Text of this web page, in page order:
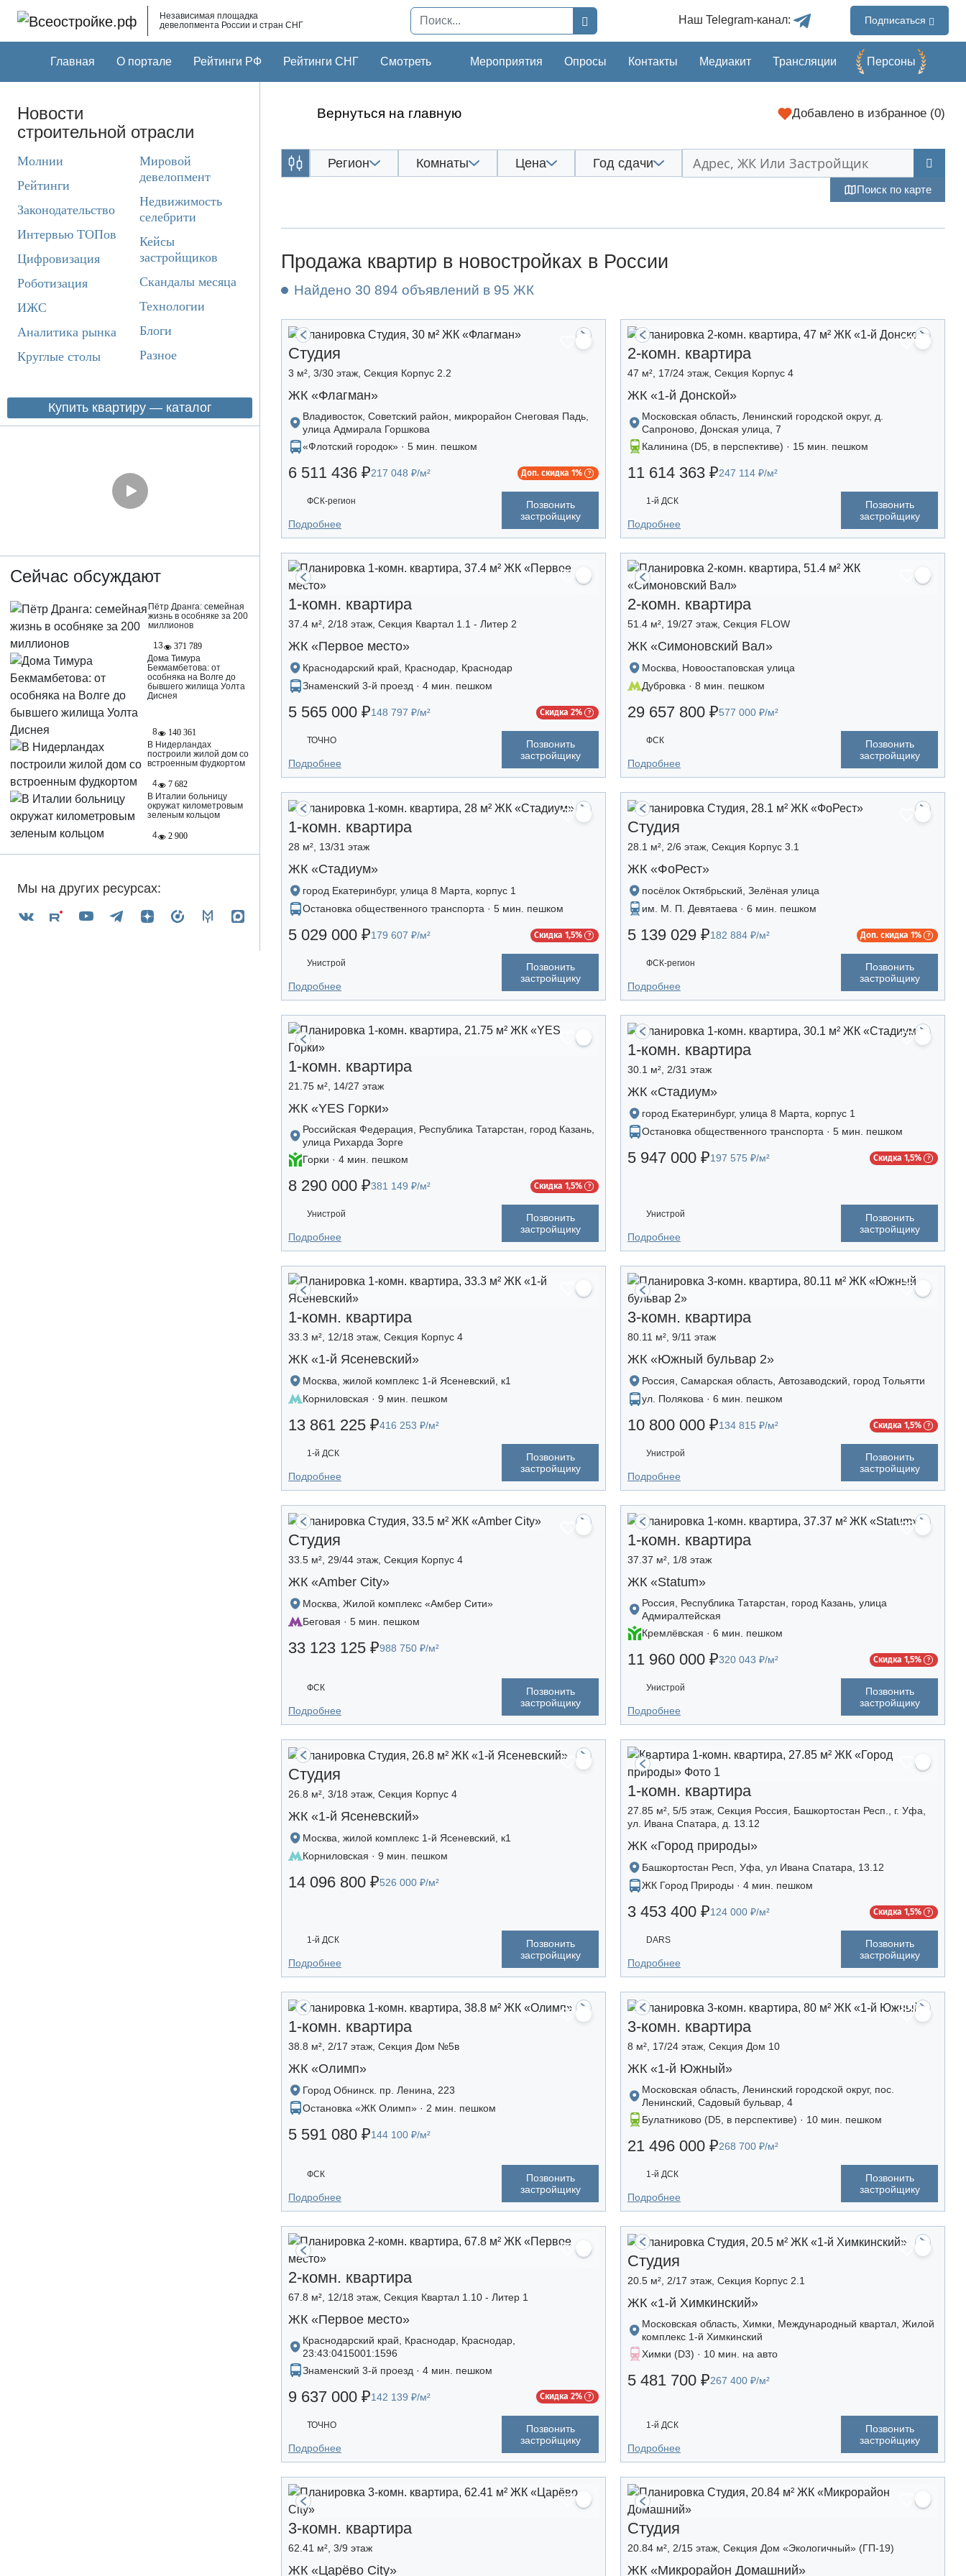
Независимая площадка
девелопмента России и стран СНГ
Наш Telegram-канал: Подписаться
Главная О портале Рейтинги РФ Рейтинги СНГ Смотреть Мероприятия Опросы Контакты Медиакит Трансляции Перcоны
Новости
строительной отрасли
Молнии
Рейтинги
Законодательство
Интервью ТОПов
Цифровизация
Роботизация
ИЖС
Аналитика рынка
Круглые столы
Мировой
девелопмент
Недвижимость
селебрити
Кейсы
застройщиков
Скандалы месяца
Технологии
Блоги
Разное
Купить квартиру — каталог
Сейчас обсуждают
Пётр Дранга: семейная
жизнь в особняке за 200
миллионов
13
371 789
Дома Тимура
Бекмамбетова: от
особняка на Волге до
бывшего жилища Уолта
Диснея
8
140 361
В Нидерландах
построили жилой дом со
встроенным фудкортом
4
7 682
В Италии больницу
окружат километровым
зеленым кольцом
4
2 900
Мы на других ресурсах:
Вернуться на главную Добавлено в избранное (0)
Регион Комнаты Цена Год сдачи
Поиск по карте
Продажа квартир в новостройках в России
Найдено 30 894 объявлений в 95 ЖК
Студия
3 м², 3/30 этаж, Секция Корпус 2.2
ЖК «Флагман»
Владивосток, Советский район, микрорайон Снеговая Падь,
улица Адмирала Горшкова
«Флотский городок» · 5 мин. пешком
6 511 436 ₽217 048 ₽/м² Доп. скидка 1%
ФСК-регион
Позвонить
застройщику
Подробнее
2-комн. квартира
47 м², 17/24 этаж, Секция Корпус 4
ЖК «1-й Донской»
Московская область, Ленинский городской округ, д.
Сапроново, Донская улица, 7
Калинина (D5, в перспективе) · 15 мин. пешком
11 614 363 ₽247 114 ₽/м²
1-й ДСК
Позвонить
застройщику
Подробнее
1-комн. квартира
37.4 м², 2/18 этаж, Секция Квартал 1.1 - Литер 2
ЖК «Первое место»
Краснодарский край, Краснодар, Краснодар
Знаменский 3-й проезд · 4 мин. пешком
5 565 000 ₽148 797 ₽/м² Скидка 2%
ТОЧНО
Позвонить
застройщику
Подробнее
2-комн. квартира
51.4 м², 19/27 этаж, Секция FLOW
ЖК «Симоновский Вал»
Москва, Новоостаповская улица
Дубровка · 8 мин. пешком
29 657 800 ₽577 000 ₽/м²
ФСК
Позвонить
застройщику
Подробнее
1-комн. квартира
28 м², 13/31 этаж
ЖК «Стадиум»
город Екатеринбург, улица 8 Марта, корпус 1
Остановка общественного транспорта · 5 мин. пешком
5 029 000 ₽179 607 ₽/м² Скидка 1,5%
Унистрой
Позвонить
застройщику
Подробнее
Студия
28.1 м², 2/6 этаж, Секция Корпус 3.1
ЖК «ФоРест»
посёлок Октябрьский, Зелёная улица
им. М. П. Девятаева · 6 мин. пешком
5 139 029 ₽182 884 ₽/м² Доп. скидка 1%
ФСК-регион
Позвонить
застройщику
Подробнее
1-комн. квартира
21.75 м², 14/27 этаж
ЖК «YES Горки»
Российская Федерация, Республика Татарстан, город Казань,
улица Рихарда Зорге
Горки · 4 мин. пешком
8 290 000 ₽381 149 ₽/м² Скидка 1,5%
Унистрой
Позвонить
застройщику
Подробнее
1-комн. квартира
30.1 м², 2/31 этаж
ЖК «Стадиум»
город Екатеринбург, улица 8 Марта, корпус 1
Остановка общественного транспорта · 5 мин. пешком
5 947 000 ₽197 575 ₽/м² Скидка 1,5%
Унистрой
Позвонить
застройщику
Подробнее
1-комн. квартира
33.3 м², 12/18 этаж, Секция Корпус 4
ЖК «1-й Ясеневский»
Москва, жилой комплекс 1-й Ясеневский, к1
Корниловская · 9 мин. пешком
13 861 225 ₽416 253 ₽/м²
1-й ДСК
Позвонить
застройщику
Подробнее
3-комн. квартира
80.11 м², 9/11 этаж
ЖК «Южный бульвар 2»
Россия, Самарская область, Автозаводский, город Тольятти
ул. Полякова · 6 мин. пешком
10 800 000 ₽134 815 ₽/м² Скидка 1,5%
Унистрой
Позвонить
застройщику
Подробнее
Студия
33.5 м², 29/44 этаж, Секция Корпус 4
ЖК «Amber Сity»
Москва, Жилой комплекс «Амбер Сити»
Беговая · 5 мин. пешком
33 123 125 ₽988 750 ₽/м²
ФСК
Позвонить
застройщику
Подробнее
1-комн. квартира
37.37 м², 1/8 этаж
ЖК «Statum»
Россия, Республика Татарстан, город Казань, улица
Адмиралтейская
Кремлёвская · 6 мин. пешком
11 960 000 ₽320 043 ₽/м² Скидка 1,5%
Унистрой
Позвонить
застройщику
Подробнее
Студия
26.8 м², 3/18 этаж, Секция Корпус 4
ЖК «1-й Ясеневский»
Москва, жилой комплекс 1-й Ясеневский, к1
Корниловская · 9 мин. пешком
14 096 800 ₽526 000 ₽/м²
1-й ДСК
Позвонить
застройщику
Подробнее
1-комн. квартира
27.85 м², 5/5 этаж, Секция Россия, Башкортостан Респ., г. Уфа,
ул. Ивана Спатара, д. 13.12
ЖК «Город природы»
Башкортостан Респ, Уфа, ул Ивана Спатара, 13.12
ЖК Город Природы · 4 мин. пешком
3 453 400 ₽124 000 ₽/м² Скидка 1,5%
DARS
Позвонить
застройщику
Подробнее
1-комн. квартира
38.8 м², 2/17 этаж, Секция Дом №5в
ЖК «Олимп»
Город Обнинск. пр. Ленина, 223
Остановка «ЖК Олимп» · 2 мин. пешком
5 591 080 ₽144 100 ₽/м²
ФСК
Позвонить
застройщику
Подробнее
3-комн. квартира
8 м², 17/24 этаж, Секция Дом 10
ЖК «1-й Южный»
Московская область, Ленинский городской округ, пос.
Ленинский, Садовый бульвар, 4
Булатниково (D5, в перспективе) · 10 мин. пешком
21 496 000 ₽268 700 ₽/м²
1-й ДСК
Позвонить
застройщику
Подробнее
2-комн. квартира
67.8 м², 12/18 этаж, Секция Квартал 1.10 - Литер 1
ЖК «Первое место»
Краснодарский край, Краснодар, Краснодар,
23:43:0415001:1596
Знаменский 3-й проезд · 4 мин. пешком
9 637 000 ₽142 139 ₽/м² Скидка 2%
ТОЧНО
Позвонить
застройщику
Подробнее
Студия
20.5 м², 2/17 этаж, Секция Корпус 2.1
ЖК «1-й Химкинский»
Московская область, Химки, Международный квартал, Жилой
комплекс 1-й Химкинский
Химки (D3) · 10 мин. на авто
5 481 700 ₽267 400 ₽/м²
1-й ДСК
Позвонить
застройщику
Подробнее
3-комн. квартира
62.41 м², 3/9 этаж
ЖК «Царёво City»
Студия
20.84 м², 2/15 этаж, Секция Дом «Экологичный» (ГП-19)
ЖК «Микрорайон Домашний»